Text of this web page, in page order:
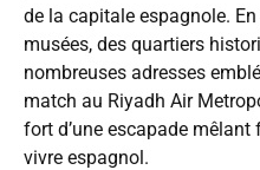
de la capitale espagnole.
musées, des quartiers
nombreuses adresses
match au Riyadh Air
fort d’une escapade
vivre espagnol.